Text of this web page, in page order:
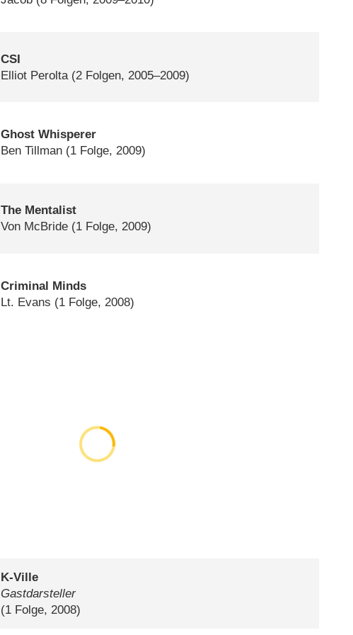
CSI
Elliot Perolta (2 Folgen, 2005–2009)
Ghost Whisperer
Ben Tillman (1 Folge, 2009)
The Mentalist
Von McBride (1 Folge, 2009)
Criminal Minds
Lt. Evans (1 Folge, 2008)
K-Ville
Gastdarsteller
(1 Folge, 2008)